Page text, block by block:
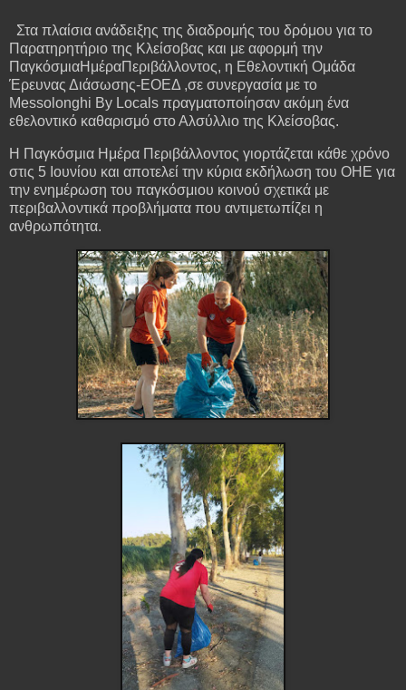
Στα πλαίσια ανάδειξης της διαδρομής του δρόμου για το
Παρατηρητήριο της Κλείσοβας και με αφορμή την
ΠαγκόσμιαΗμέραΠεριβάλλοντος, η Εθελοντική Ομάδα
Έρευνας Διάσωσης-ΕΟΕΔ ,σε συνεργασία με το
Messolonghi By Locals πραγματοποίησαν ακόμη ένα
εθελοντικό καθαρισμό στο Αλσύλλιο της Κλείσοβας.
Η Παγκόσμια Ημέρα Περιβάλλοντος γιορτάζεται κάθε χρόνο
στις 5 Ιουνίου και αποτελεί την κύρια εκδήλωση του ΟΗΕ για
την ενημέρωση του παγκόσμιου κοινού σχετικά με
περιβαλλοντικά προβλήματα που αντιμετωπίζει η
ανθρωπότητα.